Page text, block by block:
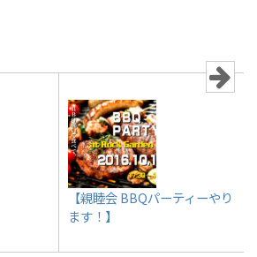
【親睦会 BBQパーティーやり
ます！】